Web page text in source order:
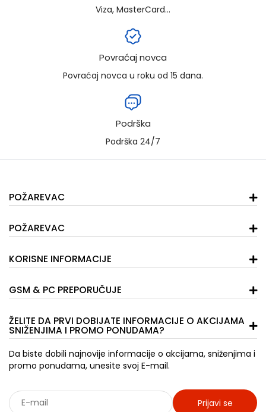
Viza, MasterCard...
Povraćaj novca
Povraćaj novca u roku od 15 dana.
Podrška
Podrška 24/7
POŽAREVAC
POŽAREVAC
KORISNE INFORMACIJE
GSM & PC PREPORUČUJE
ŽELITE DA PRVI DOBIJATE INFORMACIJE O AKCIJAMA
SNIŽENJIMA I PROMO PONUDAMA?
Da biste dobili najnovije informacije o akcijama, sniženjima i
promo ponudama, unesite svoj E-mail.
Prijavi se